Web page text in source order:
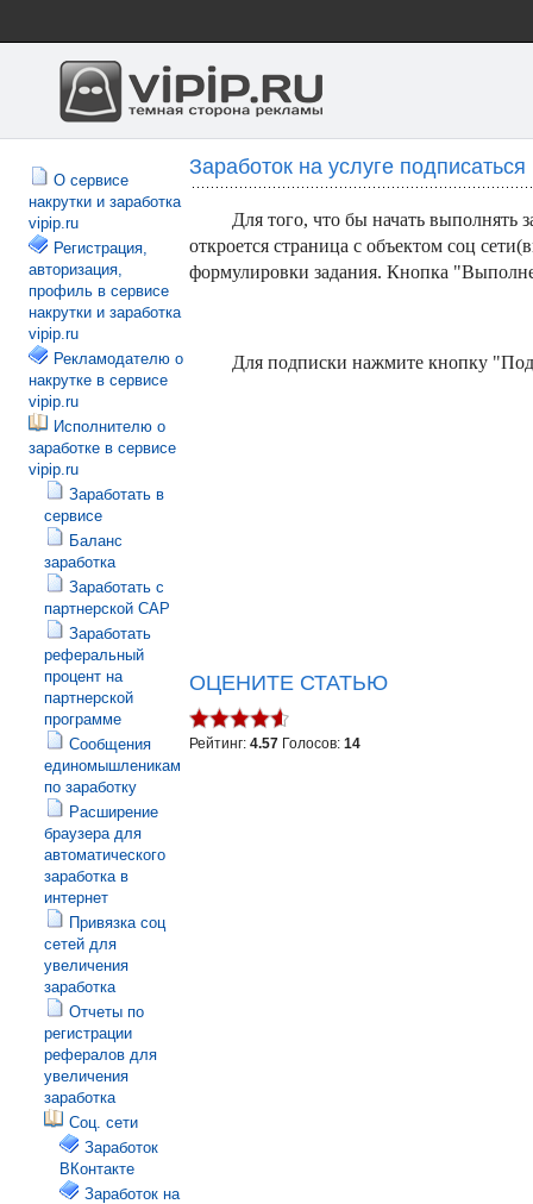
О сервисе
накрутки и заработка
vipip.ru
Регистрация,
авторизация,
профиль в сервисе
накрутки и заработка
vipip.ru
Рекламодателю о
накрутке в сервисе
vipip.ru
Исполнителю о
заработке в сервисе
vipip.ru
Заработать в
сервисе
Баланс
заработка
Заработать с
партнерской САР
Заработать
реферальный
процент на
партнерской
программе
Сообщения
единомышленикам
по заработку
Расширение
браузера для
автоматического
заработка в
интернет
Привязка соц
сетей для
увеличения
заработка
Отчеты по
регистрации
рефералов для
увеличения
заработка
Соц. сети
Заработок
ВКонтакте
Заработок на
Заработок на услуге
Для того, что бы начать выполнять
откроется страница с объектом соц
формулировки задания. Кнопка
Для подписки нажмите кнопку
ОЦЕНИТЕ СТАТЬЮ
Рейтинг: 4.57 Голосов: 14